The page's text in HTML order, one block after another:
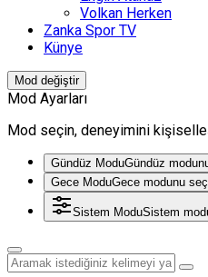
Volkan Herken
Zanka Spor TV
Künye
Mod değiştir
Mod Ayarları
Mod seçin, deneyimini
Gündüz ModuGündüz
Gece ModuGece modunu
Sistem ModuSistem